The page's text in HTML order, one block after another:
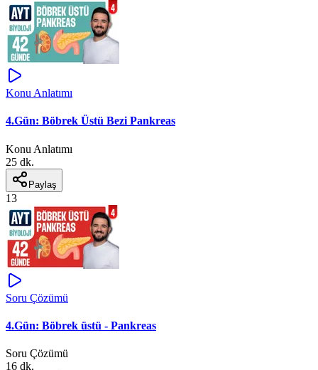
Konu Anlatımı
4.Gün: Böbrek Üstü Bezi Pankreas
Konu Anlatımı
25 dk.
Paylaş
13
Soru Çözümü
4.Gün: Böbrek üstü - Pankreas
Soru Çözümü
16 dk.